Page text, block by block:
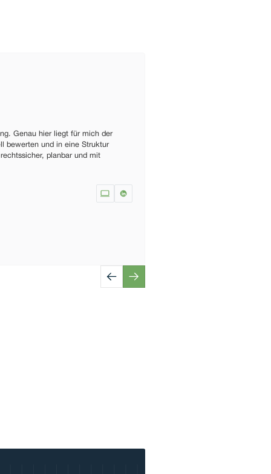
Genau hier liegt für mich der
bewerten und in eine Struktur
planbar und mit